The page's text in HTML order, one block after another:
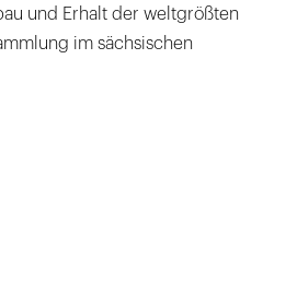
und Erhalt der weltgrößten
im sächsischen